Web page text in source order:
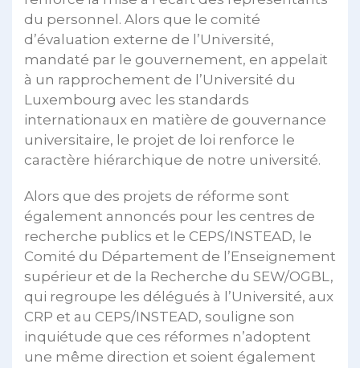
du personnel. Alors que le comité
d’évaluation externe de l’Université,
mandaté par le gouvernement, en appelait
à un rapprochement de l’Université du
Luxembourg avec les standards
internationaux en matière de gouvernance
universitaire, le projet de loi renforce le
caractère hiérarchique de notre université.
Alors que des projets de réforme sont
également annoncés pour les centres de
recherche publics et le CEPS/INSTEAD, le
Comité du Département de l’Enseignement
supérieur et de la Recherche du SEW/OGBL,
qui regroupe les délégués à l’Université, aux
CRP et au CEPS/INSTEAD, souligne son
inquiétude que ces réformes n’adoptent
une même direction et soient également